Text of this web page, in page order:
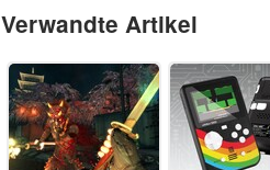
Verwandte Artikel